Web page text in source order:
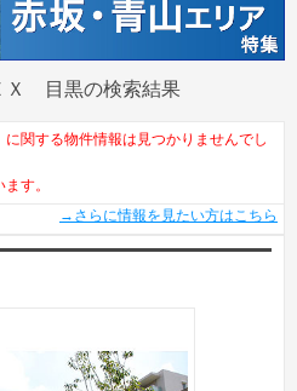
Ｘ 目黒の検索結果
関する物件情報は見つかりませんでし
す。
→さらに情報を見たい方はこちら